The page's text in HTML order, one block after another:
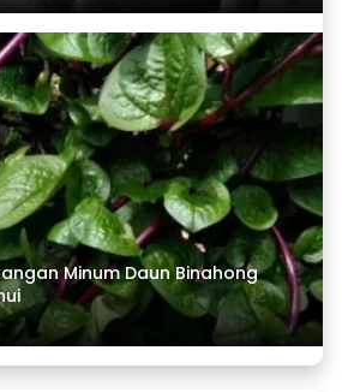
Minum Daun Binahong